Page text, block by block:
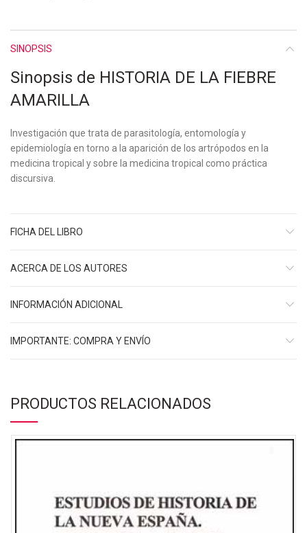
SINOPSIS
Sinopsis de HISTORIA DE LA FIEBRE
AMARILLA
Investigación que trata de parasitología, entomología y
epidemiología en torno a la aparición de los artrópodos en la
medicina tropical y sobre la medicina tropical como práctica
discursiva.
FICHA DEL LIBRO
ACERCA DE LOS AUTORES
INFORMACIÓN ADICIONAL
IMPORTANTE: COMPRA Y ENVÍO
PRODUCTOS RELACIONADOS